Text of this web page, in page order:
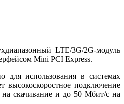
LTE/3G/2G-модуль
Mini PCI Express.
для использования в системах
высокоскоростное подключение
скачивание и до 50 Мбит/с на